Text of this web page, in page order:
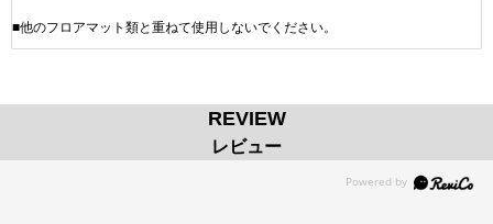
■他のフロアマット類と重ねて使用しないでください。
REVIEW
レビュー